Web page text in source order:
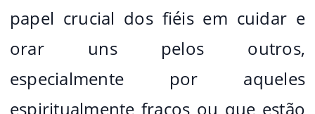
papel crucial dos fiéis em cuidar e
orar uns pelos outros,
especialmente por aqueles
espiritualmente fracos ou que estão